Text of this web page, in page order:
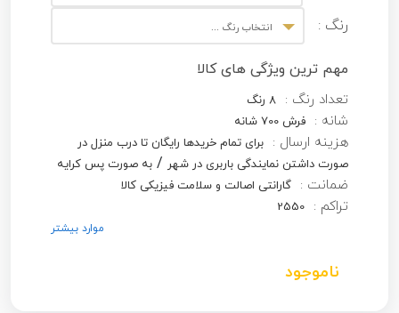
رنگ : انتخاب رنگ ...
مهم ترین ویژگی های کالا
تعداد رنگ : 8 رنگ
شانه : فرش 700 شانه
هزینه ارسال :
برای تمام خریدها رایگان تا درب منزل در
صورت داشتن نمایندگی باربری در شهر / به صورت پس کرایه
ضمانت : گارانتی اصالت و سلامت فیزیکی کالا
تراکم : 2550
موارد بیشتر
ناموجود